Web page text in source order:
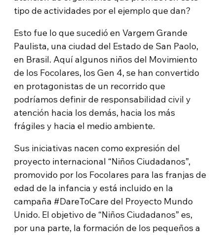
tipo de actividades por el ejemplo que dan?
Esto fue lo que sucedió en Vargem Grande
Paulista, una ciudad del Estado de San Paolo,
en Brasil. Aquí algunos niños del Movimiento
de los Focolares, los Gen 4, se han convertido
en protagonistas de un recorrido que
podríamos definir de responsabilidad civil y
atención hacia los demás, hacia los más
frágiles y hacia el medio ambiente.
Sus iniciativas nacen como expresión del
proyecto internacional “Niños Ciudadanos”,
promovido por los Focolares para las franjas de
edad de la infancia y está incluido en la
campaña #DareToCare del Proyecto Mundo
Unido. El objetivo de “Niños Ciudadanos” es,
por una parte, la formación de los pequeños a